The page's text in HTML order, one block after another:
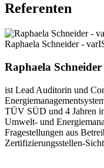
Referenten
Raphaela Schneider -
Raphaela Schneider
ist Lead Auditorin und
TÜV SÜD und 4 Jahren
Umwelt- und
Fragestellungen aus
Zertifizierungsstellen-